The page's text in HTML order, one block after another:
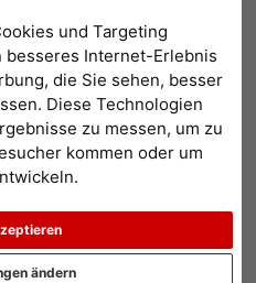
und Targeting
besseres Internet-Erlebnis
die Sie sehen, besser
Diese Technologien
zu messen, um zu
kommen oder um
ändern